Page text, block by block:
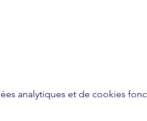
analytiques et de cookies